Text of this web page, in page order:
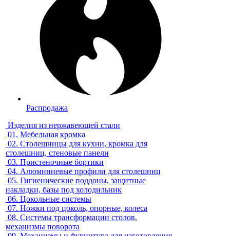
Распродажа
Изделия из нержавеющей стали
01. Мебельная кромка
02. Столешницы для кухни, кромка для
столешниц, стеновые панели
03. Пристеночные бортики
04. Алюминиевые профили для столешниц
05. Гигиенические поддоны, защитные
накладки, базы под холодильник
06. Цокольные системы
07. Ножки под цоколь, опорные, колеса
08. Системы трансформации столов,
механизмы поворота